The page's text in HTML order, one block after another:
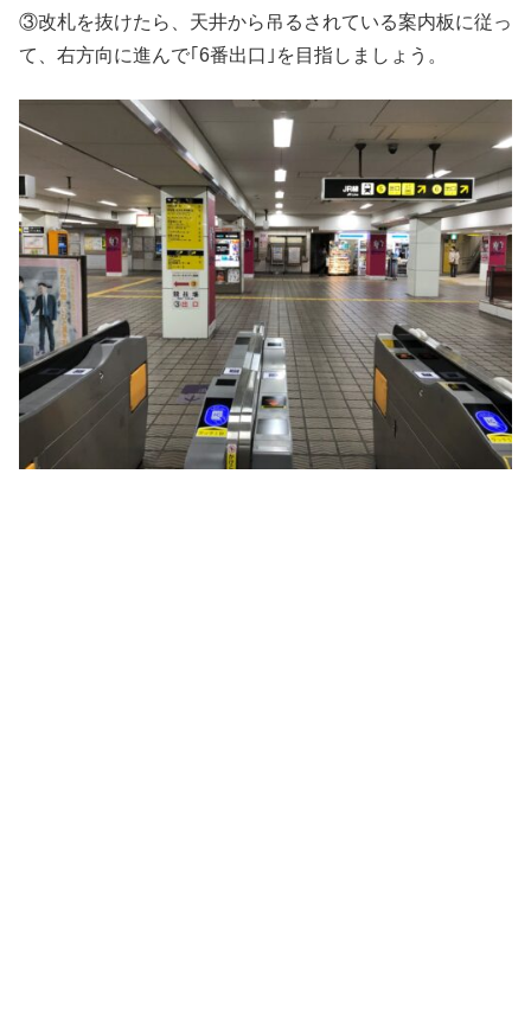
③改札を抜けたら、天井から吊るされている案内板に従っ
て、右方向に進んで｢6番出口｣を目指しましょう。